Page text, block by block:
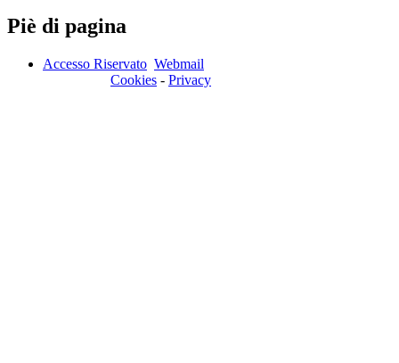
Piè di pagina
Accesso Riservato Webmail
Cookies - Privacy